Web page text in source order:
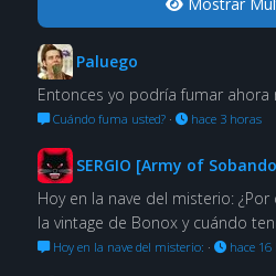
Paluego
Entonces yo podría fumar ahora
Cuándo fuma usted?· hace 3 horas
SERGIO [Army of
Hoy en la nave del misterio:
la vintage de Bonox y cuándo
Hoy en la nave del misterio: · hace 16